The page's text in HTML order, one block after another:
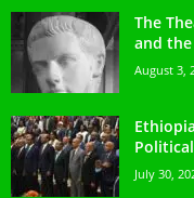
The
and
August 3,
July 30,